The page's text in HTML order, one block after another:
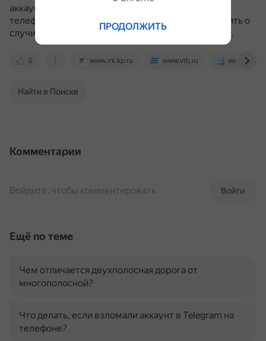
аккаунта, рекомендуется обратиться в банк по
телефону горячей линии (номер 1000) или сообщить о
случившемся в чат-боте приложения ВТБ Онлайн.
0 www.irk.kp.ru www.vtb.ru
Найти в Поиске
Комментарии
Войти
Войдите, чтобы комментировать
Ещё по теме
Чем отличается двухполосная дорога от
многополосной?
Что делать, если взломали аккаунт в Telegram на
телефоне?
ПРОДОЛЖИТЬ